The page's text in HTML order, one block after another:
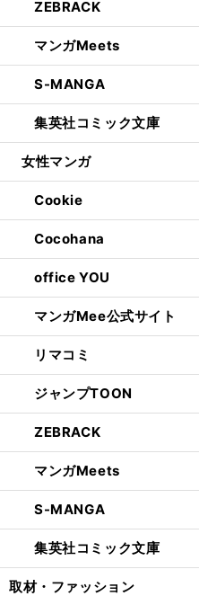
ZEBRACK
マンガMeets
S-MANGA
集英社コミック文庫
女性マンガ
Cookie
Cocohana
office YOU
マンガMee公式サイト
リマコミ
ジャンプTOON
ZEBRACK
マンガMeets
S-MANGA
集英社コミック文庫
取材・ファッション